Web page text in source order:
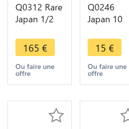
Q0312 Rare
Japan 1/2
Mutsuhito
Year 8 1875
AU -> Make
offer
165 €
Ou faire une
offre
Q0246
Japan 10
Year 44
1911 Silver
-> Make
offer
15 €
Ou faire une
offre